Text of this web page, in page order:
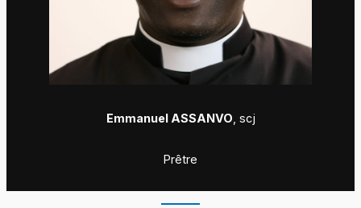
Emmanuel ASSANVO , scj
Prêtre